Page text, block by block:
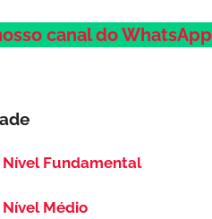
canal do WhatsApp
Nível Fundamental
Nível Médio